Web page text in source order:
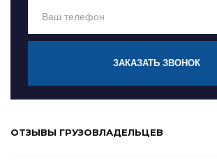
ЗАКАЗАТЬ ЗВОНОК
ОТЗЫВЫ ГРУЗОВЛАДЕЛЬЦЕВ